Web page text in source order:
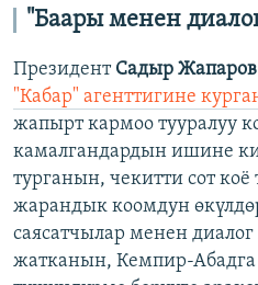
"Баары менен
Президент Садыр Жапаров
"Кабар" агенттигине
жапырт кармоо тууралуу
камалгандардын ишине
турганын, чекитти сот
жарандык коомдун
саясатчылар менен
жатканын, Кемпир-Абадга